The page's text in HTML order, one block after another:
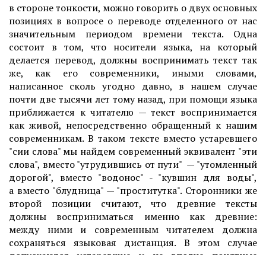
в стороне тонкости, можно говорить о двух основных
позициях в вопросе о переводе отделенного от нас
значительным периодом времени текста. Одна
состоит в том, что носители языка, на который
делается перевод, должны воспринимать текст так
же, как его современники, иными словами,
написанное сколь угодно давно, в нашем случае
почти две тысячи лет тому назад, при помощи языка
приближается к читателю — текст воспринимается
как живой, непосредственно обращенный к нашим
современникам. В таком тексте вместо устаревшего
"сии слова" мы найдем современный эквивалент "эти
слова", вместо "утрудившись от пути" — "утомленный
дорогой", вместо "водонос" - "кувшин для воды",
а вместо "блудница" — "проститутка". Сторонники же
второй позиции считают, что древние тексты
должны восприниматься именно как древние:
между ними и современным читателем должна
сохраняться языковая дистанция. В этом случае